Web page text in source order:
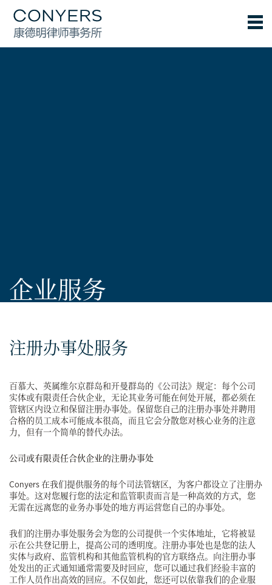
企业服务
注册办事处服务
百慕大、英属维尔京群岛和开曼群岛的《公司法》规定：每个公司
实体或有限责任合伙企业，无论其业务可能在何处开展，都必须在
管辖区内设立和保留注册办事处。保留您自己的注册办事处并聘用
合格的员工成本可能成本很高，而且它会分散您对核心业务的注意
力，但有一个简单的替代办法。
公司或有限责任合伙企业的注册办事处
Conyers 在我们提供服务的每个司法管辖区，为客户都设立了注册办
事处。这对您履行您的法定和监管职责而言是一种高效的方式，您
无需在远离您的业务办事处的地方再运营您自己的办事处。
我们的注册办事处服务会为您的公司提供一个实体地址，它将被显
示在公共登记册上，提高公司的透明度。注册办事处也是您的法人
实体与政府、监管机构和其他监管机构的官方联络点。向注册办事
处发出的正式通知通常需要及时回应，您可以通过我们经验丰富的
工作人员作出高效的回应。不仅如此，您还可以依靠我们的企业服